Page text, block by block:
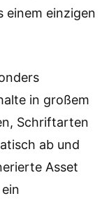
einem einzigen
in großem
Schriftarten
ab und
Asset